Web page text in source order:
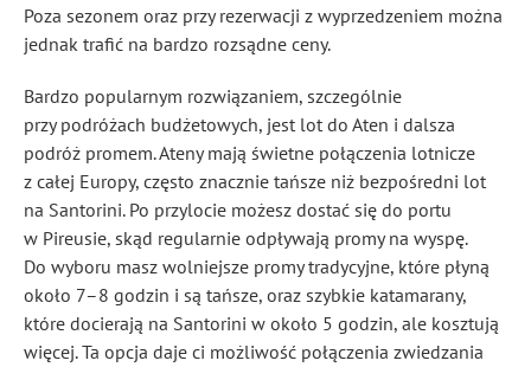
Poza sezonem oraz przy rezerwacji z wyprzedzeniem można
jednak trafić na bardzo rozsądne ceny.
Bardzo popularnym rozwiązaniem, szczególnie
przy podróżach budżetowych, jest lot do Aten i dalsza
podróż promem. Ateny mają świetne połączenia lotnicze
z całej Europy, często znacznie tańsze niż bezpośredni lot
na Santorini. Po przylocie możesz dostać się do portu
w Pireusie, skąd regularnie odpływają promy na wyspę.
Do wyboru masz wolniejsze promy tradycyjne, które płyną
około 7–8 godzin i są tańsze, oraz szybkie katamarany,
które docierają na Santorini w około 5 godzin, ale kosztują
więcej. Ta opcja daje ci możliwość połączenia zwiedzania